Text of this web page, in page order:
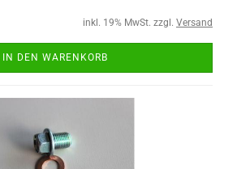
inkl. 19% MwSt. zzgl. Versand
IN DEN WARENKORB